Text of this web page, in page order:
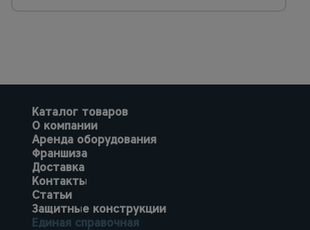
Каталог товаров
О компании
Аренда оборудования
Франшиза
Доставка
Контакты
Статьи
Защитные конструкции
Единая справочная